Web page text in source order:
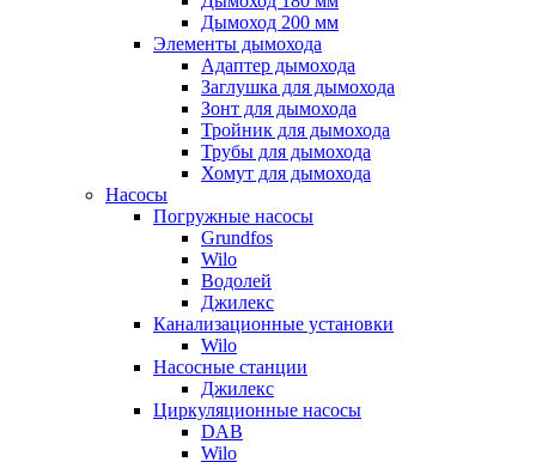
Дымоход 200 мм
Элементы дымохода
Адаптер дымохода
Заглушка для дымохода
Зонт для дымохода
Тройник для дымохода
Трубы для дымохода
Хомут для дымохода
Насосы
Погружные насосы
Grundfos
Wilo
Водолей
Джилекс
Канализационные установки
Wilo
Насосные станции
Джилекс
Циркуляционные насосы
DAB
Wilo